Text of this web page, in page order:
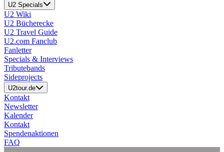
U2 Specials
U2 Wiki
U2 Bücherecke
U2 Travel Guide
U2.com Fanclub
Fanletter
Specials & Interviews
Tributebands
Sideprojects
U2tour.de
Kontakt
Newsletter
Kalender
Kontakt
Spendenaktionen
FAQ